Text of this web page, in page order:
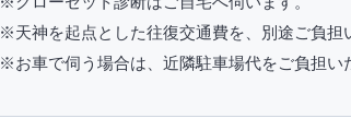
※天神を起点とした往復交通費を、別途ご負担
※お車で伺う場合は、近隣駐車場代をご負担い